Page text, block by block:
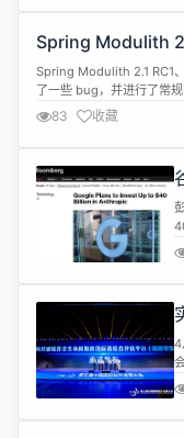
Spring Modulith
Spring Modulith 2.1 RC1
了一些 bug，并进行了常
进行改进、修复 bug 以及
RC1 中的一些用户可见的
明的类上使...
83 收藏
4